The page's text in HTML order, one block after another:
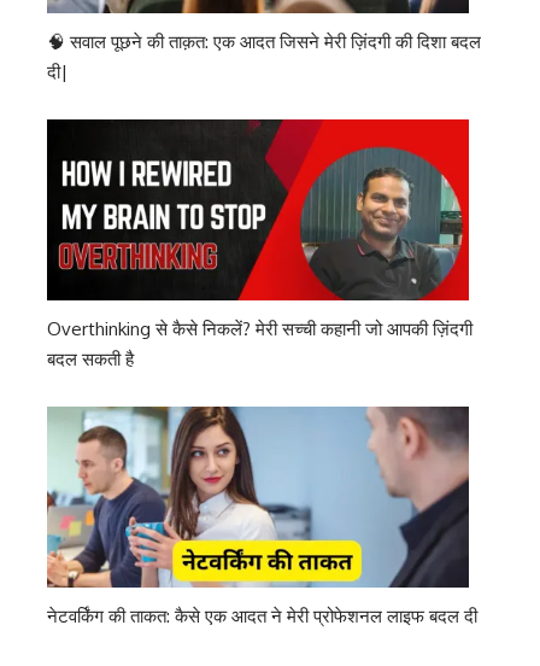
🧠 सवाल पूछने की ताक़त: एक आदत जिसने मेरी ज़िंदगी की दिशा बदल
दी|
Overthinking से कैसे निकलें? मेरी सच्ची कहानी जो आपकी ज़िंदगी
बदल सकती है
नेटवर्किंग की ताकत: कैसे एक आदत ने मेरी प्रोफेशनल लाइफ बदल दी